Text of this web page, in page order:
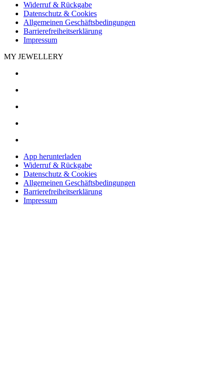
Widerruf & Rückgabe
Datenschutz & Cookies
Allgemeinen Geschäftsbedingungen
Barrierefreiheitserklärung
Impressum
MY JEWELLERY
App herunterladen
Widerruf & Rückgabe
Datenschutz & Cookies
Allgemeinen Geschäftsbedingungen
Barrierefreiheitserklärung
Impressum